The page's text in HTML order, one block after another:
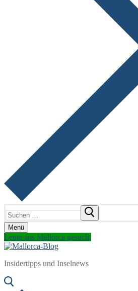
nach:
Menü
Leute aus Mallorca gesucht
Insidertipps und Inselnews